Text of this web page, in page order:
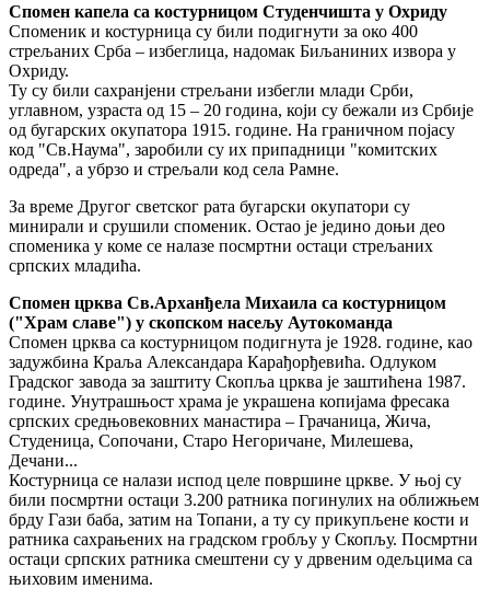
Спомен капела са костурницом Студенчишта у Охриду
Споменик и костурница су били подигнути за око 400
стрељаних Срба – избеглица, надомак Биљаниних извора у
Охриду.
Ту су били сахранјени стрељани избегли млади Срби,
углавном, узраста од 15 – 20 година, који су бежали из Србије
од бугарских окупатора 1915. године. На граничном појасу
код "Св.Наума", заробили су их припадници "комитских
одреда", а убрзо и стрељали код села Рамне.
За време Другог светског рата бугарски окупатори су
минирали и срушили споменик. Остао је једино доњи део
споменика у коме се налазе посмртни остаци стрељаних
српских младића.
Спомен црква Св.Арханђела Михаила са костурницом
("Храм славе") у скопском насељу Аутокоманда
Спомен црква са костурницом подигнута је 1928. године, као
задужбина Краља Александара Карађорђевића. Одлуком
Градског завода за заштиту Скопља црква је заштићена 1987.
године. Унутрашњост храма је украшена копијама фресака
српских средњовековних манастира – Грачаница, Жича,
Студеница, Сопочани, Старо Негоричане, Милешева,
Дечани...
Костурница се налази испод целе површине цркве. У њој су
били посмртни остаци 3.200 ратника погинулих на оближњем
брду Гази баба, затим на Топани, а ту су прикупљене кости и
ратника сахрањених на градском гробљу у Скопљу. Посмртни
остаци српских ратника смештени су у дрвеним одељцима са
њиховим именима.